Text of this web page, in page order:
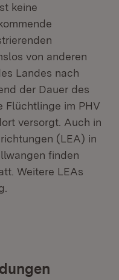
keine
von anderen
Landes nach
der Dauer des
Flüchtlinge im PHV
versorgt. Auch in
(LEA) in
finden
Weitere LEAs